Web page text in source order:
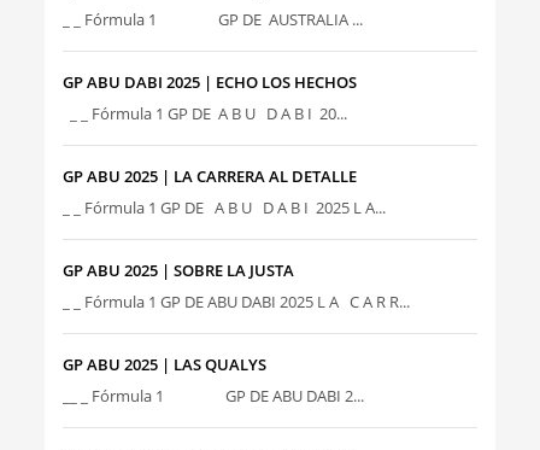
_ _ Fórmula 1 GP DE AUSTRALIA ...
GP ABU DABI 2025 | ECHO LOS HECHOS
_ _ Fórmula 1 GP DE A B U D A B I 20...
GP ABU 2025 | LA CARRERA AL DETALLE
_ _ Fórmula 1 GP DE A B U D A B I 2025 L A...
GP ABU 2025 | SOBRE LA JUSTA
_ _ Fórmula 1 GP DE ABU DABI 2025 L A C A R R...
GP ABU 2025 | LAS QUALYS
__ _ Fórmula 1 GP DE ABU DABI 2...